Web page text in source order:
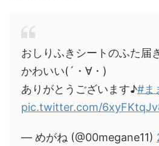
おしりふきシートのふた届
かわいい(´・∀・)
ありがとうございます♪#ま
pic.twitter.com/
— めがね (@00megane11)